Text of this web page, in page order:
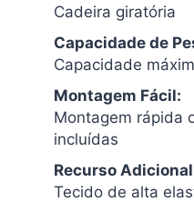
Cadeira giratória
Capacidade de
Capacidade
Montagem Fácil:
Montagem rápida
incluídas
Recurso
Tecido de alta